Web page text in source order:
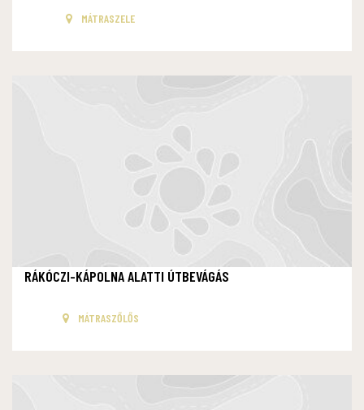
MÁTRASZELE
RÁKÓCZI-KÁPOLNA ALATTI ÚTBEVÁGÁS
MÁTRASZŐLŐS